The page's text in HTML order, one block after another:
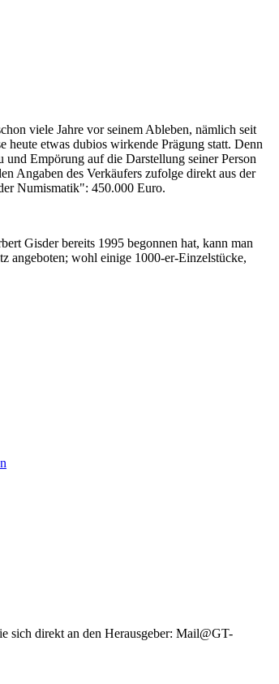
viele Jahre vor seinem Ableben, nämlich seit
etwas dubios wirkende Prägung statt. Denn
Empörung auf die Darstellung seiner Person
Angaben des Verkäufers zufolge direkt aus der
Numismatik": 450.000 Euro.
Gisder bereits 1995 begonnen hat, kann man
angeboten; wohl einige 1000-er-Einzelstücke,
sich direkt an den Herausgeber: Mail@GT-